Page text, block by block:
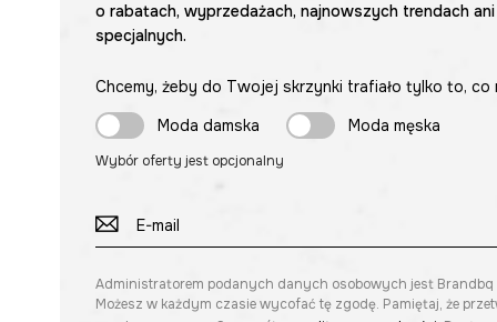
o rabatach, wyprzedażach, najnowszych trendach
specjalnych.
Chcemy, żeby do Twojej skrzynki trafiało tylko to,
Moda damska
Moda męska
Wybór oferty jest opcjonalny
Administratorem podanych danych osobowych jest Brandbq
Możesz w każdym czasie wycofać tę zgodę. Pamiętaj, że